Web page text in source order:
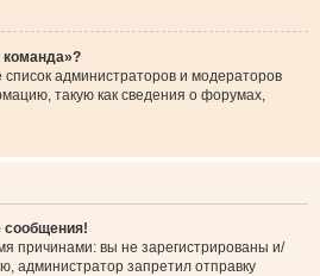
администраторов и модераторов
такую как сведения о форумах,
сообщения!
причинами: вы не зарегистрированы и/
администратор запретил отправку